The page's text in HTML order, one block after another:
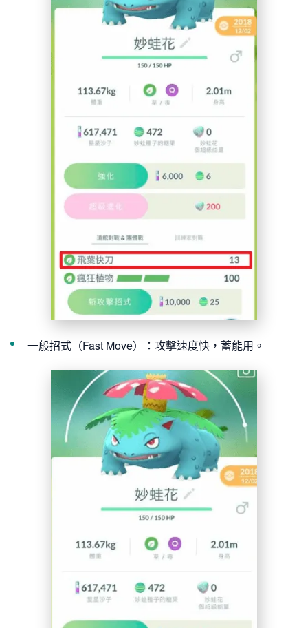
一般招式（Fast Move）：攻擊速度快，蓄能用。